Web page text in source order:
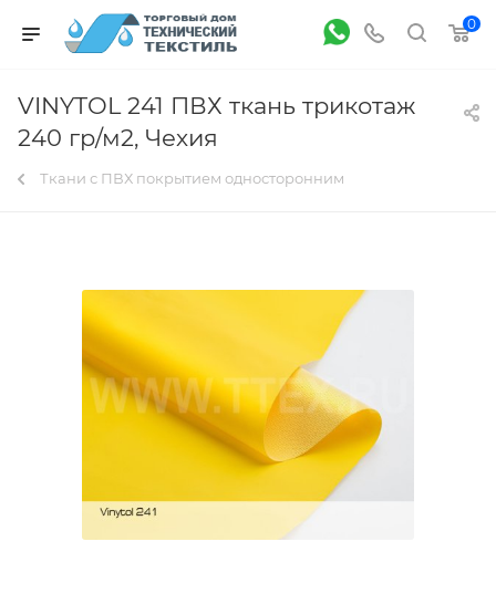
0
VINYTOL 241 ПВХ ткань трикотаж
240 гр/м2, Чехия
Ткани с ПВХ покрытием односторонним